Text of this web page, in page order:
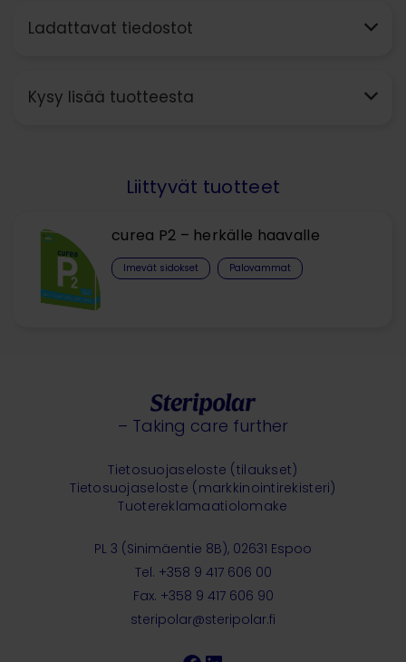
Ladattavat tiedostot
Kysy lisää tuotteesta
Liittyvät tuotteet
curea P2 – herkälle haavalle
Imevät sidokset​ Palovammat
– Taking care further
PL 3 (Sinimäentie 8B), 02631 Espoo
Tel. +358 9 417 606 00
Fax. +358 9 417 606 90
steripolar@steripolar.fi
Tietosuojaseloste (tilaukset)
Tietosuojaseloste (markkinointirekisteri)
Tuotereklamaatiolomake